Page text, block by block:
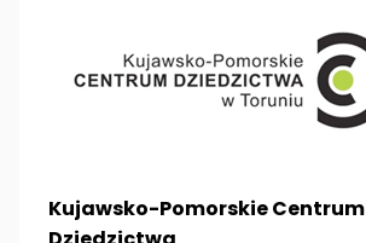
Kujawsko-Pomorskie Centrum